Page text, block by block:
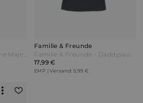
Familie & Freunde - Seine Majestät der Opa - T-Shirt - schwarz - EMP Exklusiv!
Familie & Freunde
Familie & Freunde - Daddysaurus 3 - T-Shirt - schwarz - EMP Exklusiv!
17,99 €
EMP | Versand: 5,99 €